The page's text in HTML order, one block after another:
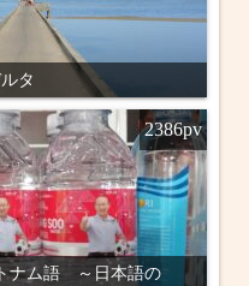
タ
ナム語 ～日本語の
2386pv